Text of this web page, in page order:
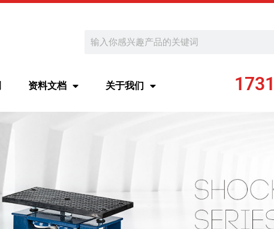
资料文档 关于我们